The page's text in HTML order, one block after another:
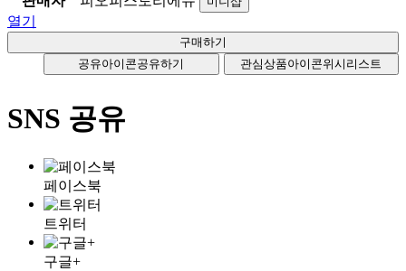
열기
공유아이콘공유하기 관심상품아이콘위시리스트
SNS 공유
페이스북
트위터
구글+